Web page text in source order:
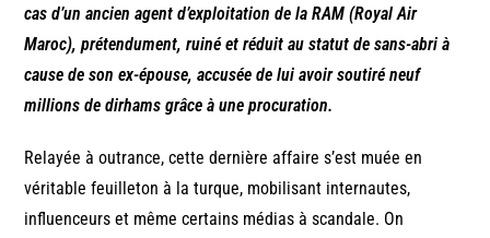
cas d’un ancien agent d’exploitation de la RAM (Royal Air
Maroc), prétendument, ruiné et réduit au statut de sans-abri à
cause de son ex-épouse, accusée de lui avoir soutiré neuf
millions de dirhams grâce à une procuration.
Relayée à outrance, cette dernière affaire s’est muée en
véritable feuilleton à la turque, mobilisant internautes,
influenceurs et même certains médias à scandale. On